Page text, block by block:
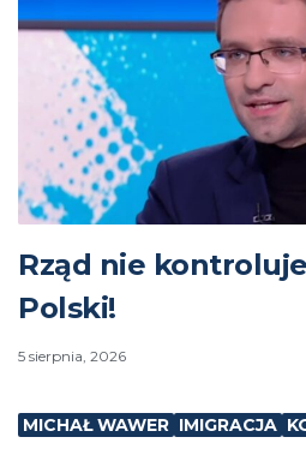
Rząd nie
Polski!
5 sierpnia, 2026
MICHAŁ WAWER IMIGRACJA